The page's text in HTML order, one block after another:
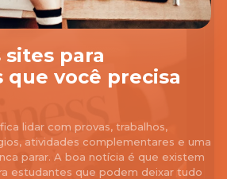
para
você precisa
lidar com provas, trabalhos,
atividades complementares e uma
parar. A boa notícia é que existem
estudantes que podem deixar tudo